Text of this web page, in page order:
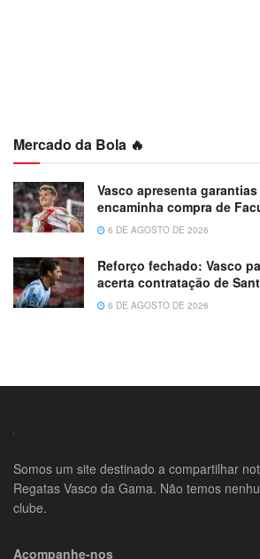
Mercado da Bola 🔥
Vasco apresenta
encaminha compra de
6 DE AGOSTO DE 2026
Reforço fechado: Vasco
acerta contratação de
6 DE AGOSTO DE 2026
Somos um site destinado a compartilhar
Regatas Vasco da Gama. Não temos
clube.
Acompanhe-nos